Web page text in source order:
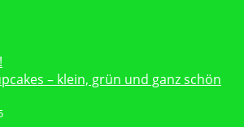
– klein, grün und ganz schön